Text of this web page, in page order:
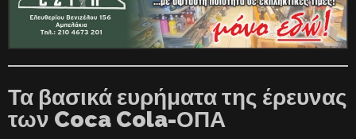
Τα βασικά ευρήματα της έρευνας
των Coca Cola-ΟΠΑ